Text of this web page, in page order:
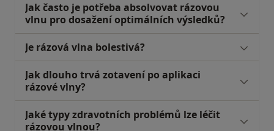
Jak často je potřeba absolvovat rázovou
vlnu pro dosažení optimálních výsledků?
Je rázová vlna bolestivá?
Jak dlouho trvá zotavení po aplikaci
rázové vlny?
Jaké typy zdravotních problémů lze léčit
rázovou vlnou?